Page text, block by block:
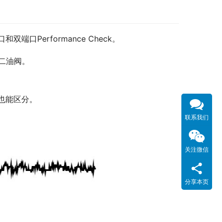
和双端口Performance Check。
阀。
区分。
联系我们
关注微信
分享本页